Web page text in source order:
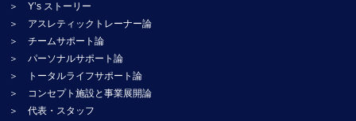
＞ Y’s ストーリー
＞ アスレティックトレーナー論
＞ チームサポート論
＞ パーソナルサポート論
＞ トータルライフサポート論
＞ コンセプト施設と事業展開論
＞ 代表・スタッフ